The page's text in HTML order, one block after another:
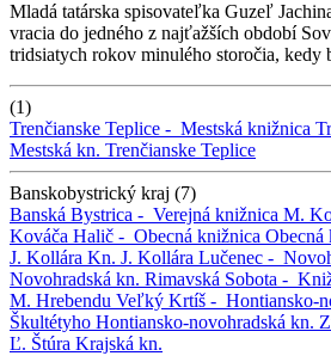
Mladá tatárska spisovateľka Guzeľ
vracia do jedného z najťažších období
tridsiatych rokov minulého storočia, kedy
(1)
Trenčianske Teplice - Mestská knižnica
Mestská kn. Trenčianske Teplice
Banskobystrický kraj (7)
Banská Bystrica - Verejná knižnica M.
Kováča Halič - Obecná knižnica Obecná
J. Kollára Kn. J. Kollára Lučenec -
Novohradská kn. Rimavská Sobota -
M. Hrebendu Veľký Krtíš - Hontiansko-
Škultétyho Hontiansko-novohradská kn.
Ľ. Štúra Krajská kn.